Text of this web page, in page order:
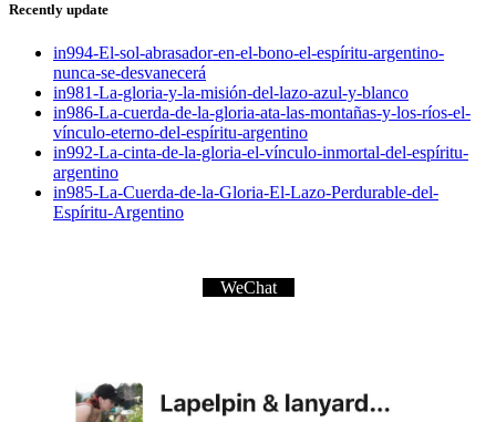
Recently update
in994-El-sol-abrasador-en-el-bono-el-espíritu-argentino-
nunca-se-desvanecerá
in981-La-gloria-y-la-misión-del-lazo-azul-y-blanco
in986-La-cuerda-de-la-gloria-ata-las-montañas-y-los-ríos-el-
vínculo-eterno-del-espíritu-argentino
in992-La-cinta-de-la-gloria-el-vínculo-inmortal-del-espíritu-
argentino
in985-La-Cuerda-de-la-Gloria-El-Lazo-Perdurable-del-
Espíritu-Argentino
WeChat